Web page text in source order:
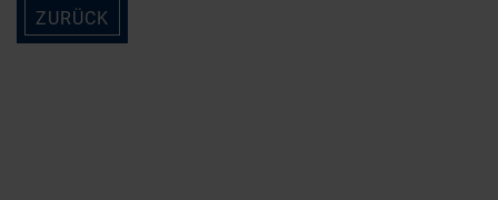
ZURÜCK